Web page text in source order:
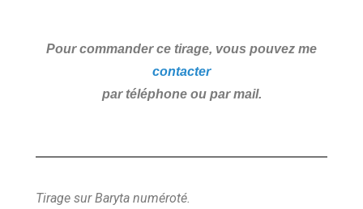
Pour commander ce tirage, vous pouvez me
contacter
par téléphone ou par mail.
Tirage sur Baryta numéroté.